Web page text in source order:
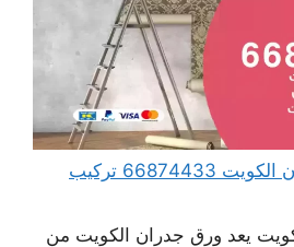
فني تركيب ورق جدران الكويت 66874433 تركيب
يعد ورق جدران الكويت من